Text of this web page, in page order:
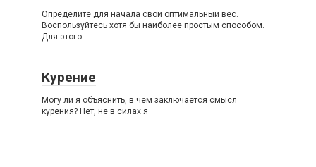
Определите для начала свой оптимальный вес.
Воспользуйтесь хотя бы наиболее простым способом.
Для этого
Курение
Могу ли я объяснить, в чем заключается смысл
курения? Нет, не в силах я